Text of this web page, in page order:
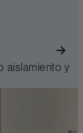
aislamiento y